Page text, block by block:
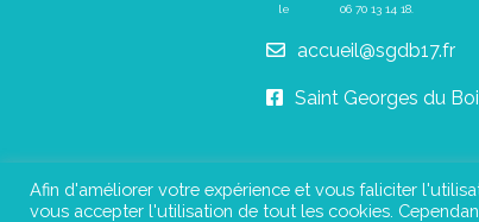
le 06 70 13 14 18.
accueil@sgdb17.fr
Saint Georges du
Afin d'améliorer votre expérience et vous faliciter
vous accepter l'utilisation de tout les cookies.